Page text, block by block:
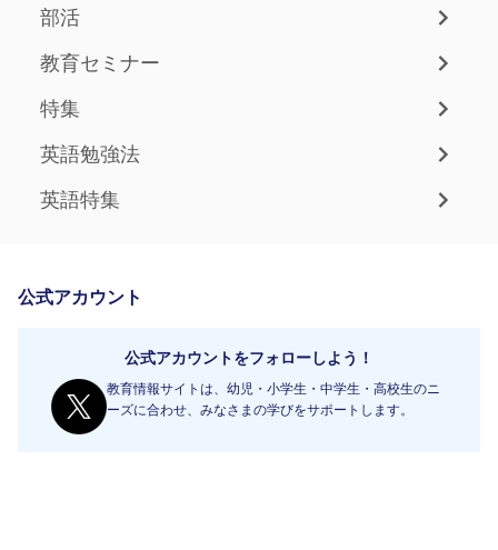
部活
教育セミナー
特集
英語勉強法
英語特集
公式アカウント
公式アカウントをフォローしよう！
教育情報サイトは、幼児・小学生・中学生・高校生のニ
ーズに合わせ、みなさまの学びをサポートします。